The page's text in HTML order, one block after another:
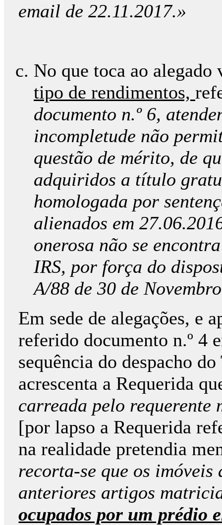
email de 22.11.2017.»
No que toca ao
tipo de rendimentos,
documento n.º 6,
incompletude não
questão de mérito, de
adquiridos a título
homologada por
alienados em
onerosa não se
IRS, por força do
A/88 de 30 de Novembro
Em sede de alegações, e
referido documento n.º 4
sequência do despacho
acrescenta a Requerida
carreada pelo requerente
[por lapso a Requerida
na realidade pretendia
recorta-se que os imóveis
anteriores artigos
ocupados por um prédio